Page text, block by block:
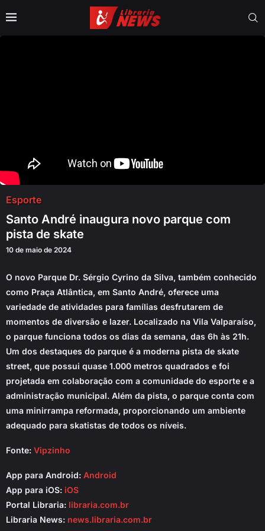
Esporte
Santo André inaugura novo parque com
pista de skate
10 de maio de 2024
O novo Parque Dr. Sérgio Cyrino da Silva, também conhecido
como Praça Atlântica, em Santo André, oferece uma
variedade de atividades para famílias desfrutarem de
momentos de diversão e lazer. Localizado na Vila Valparaíso,
o parque funciona todos os dias da semana, das 6h às 21h.
Um dos destaques do parque é a moderna pista de skate
street, que possui quase 1.000 metros quadrados e foi
projetada em colaboração com a comunidade do esporte e a
administração municipal. Além da pista, o parque conta com
uma minirrampa reformada, proporcionando um ambiente
adequado para skatistas de todos os níveis.
Fonte: Vipzinho
App para Android: Android
App para iOS: iOS
Portal Libraria: libraria.com.br
Libraria News: news.libraria.com.br